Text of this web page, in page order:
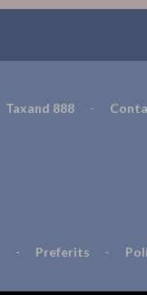
Taxand 888 -
- Preferits -